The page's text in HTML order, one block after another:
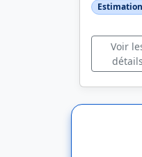
Estimation
Voir
détails